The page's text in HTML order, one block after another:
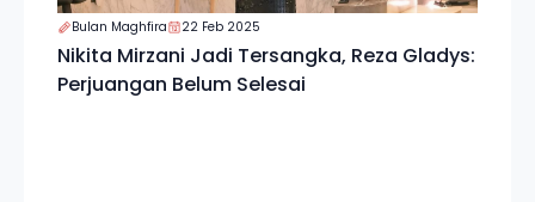
Bulan Maghfira 22 Feb 2025
Nikita Mirzani Jadi Tersangka, Reza Gladys:
Perjuangan Belum Selesai